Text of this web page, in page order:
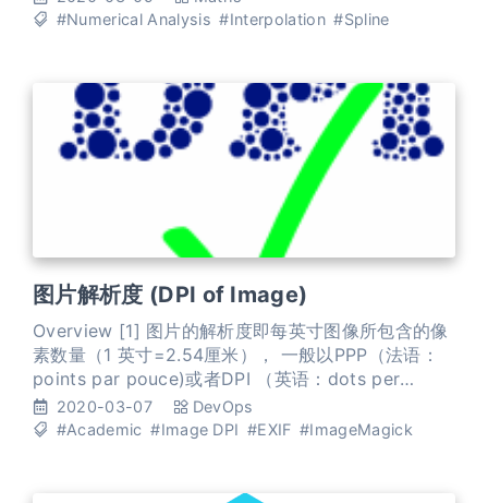
造一个函数作为近似，由于近似的要求不同，二者的
明显。 插值 Comparison of 1D and
#Numerical Analysis #Interpolation #Spline
图片解析度 (DPI of Image)
Overview [1] 图片的解析度即每英寸图像所包含的像
素数量（1 英寸=2.54厘米）， 一般以PPP（法语：
points par pouce)或者DPI （英语：dots per
inch）为单位。像素（或者点）越多，图像包含的信
息越多（越精确）。例如，300dpi的解析度代表图片
2020-03-07
DevOps
#Academic #Image DPI #EXIF #ImageMagick